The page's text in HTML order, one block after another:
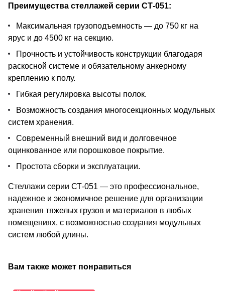
Преимущества стеллажей серии СТ-051:
Максимальная грузоподъемность — до 750 кг на
ярус и до 4500 кг на секцию.
Прочность и устойчивость конструкции благодаря
раскосной системе и обязательному анкерному
креплению к полу.
Гибкая регулировка высоты полок.
Возможность создания многосекционных модульных
систем хранения.
Современный внешний вид и долговечное
оцинкованное или порошковое покрытие.
Простота сборки и эксплуатации.
Стеллажи серии СТ-051 — это профессиональное,
надежное и экономичное решение для организации
хранения тяжелых грузов и материалов в любых
помещениях, с возможностью создания модульных
систем любой длины.
Вам также может понравиться